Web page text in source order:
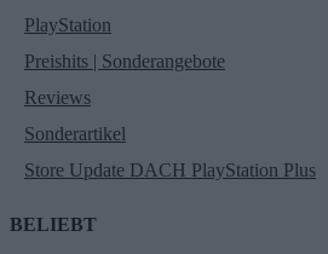
PlayStation
Preishits | Sonderangebote
Reviews
Sonderartikel
Store Update DACH PlayStation Plus
BELIEBT